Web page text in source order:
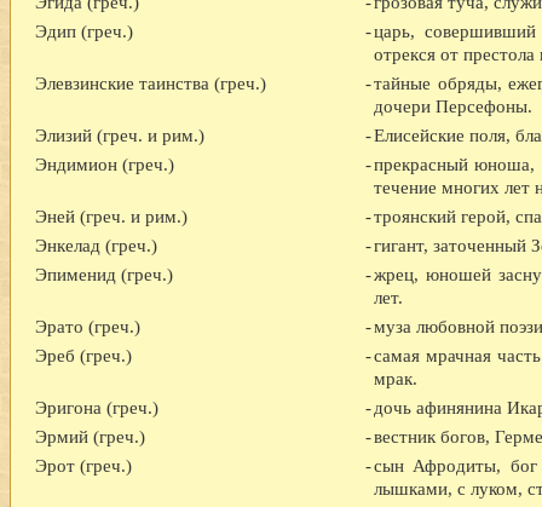
Эдип (греч.)
-царь,
отрекся от
Элевзинские таинства (греч.)
-тайные обряды,
дочери Персефоны.
Элизий (греч. и рим.)
-Елисейские поля,
Эндимион (греч.)
-прекрасный юноша,
течение многих лет
Эней (греч. и рим.)
-троянский герой,
Энкелад (греч.)
-гигант, заточенный
Эпименид (греч.)
-жрец, юношей
лет.
Эрато (греч.)
-муза любовной
Эреб (греч.)
-самая мрачная
мрак.
Эригона (греч.)
-дочь афинянина
Эрмий (греч.)
-вестник богов,
Эрот (греч.)
-сын Афродиты, бог
лышками, с луком,